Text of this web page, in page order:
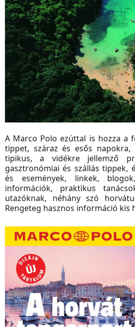
A Marco Polo ezúttal is hozza a
tippet, száraz és esős napokra,
tipikus, a vidékre jellemző
gasztronómiai és szállás tippek,
és események, linkek,
információk, praktikus
utazóknak, néhány szó
Rengeteg hasznos információ kis